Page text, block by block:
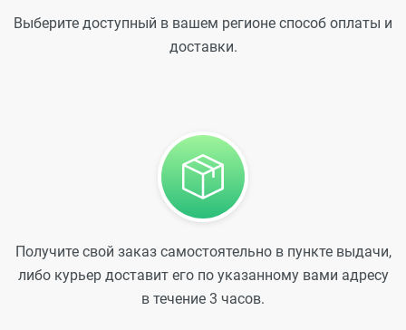
Выберите доступный в вашем регионе способ оплаты и
доставки.
Получите свой заказ самостоятельно в пункте выдачи,
либо курьер доставит его по указанному вами адресу
в течение 3 часов.